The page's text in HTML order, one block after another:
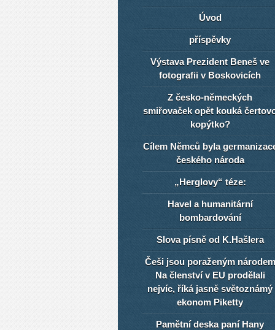
Úvod
příspěvky
Výstava Prezident Beneš ve
fotografii v Boskovicích
Z česko-německých
smiřovaček opět kouká
kopýtko?
Cílem Němců byla
českého národa
„Herglovy“ téze:
Havel a humanitární
bombardování
Slova písně od K.Hašlera
Češi jsou poraženým národem
Na členství v EU prodělali
nejvíc, říká jasně světoznámý
ekonom Piketty
Pamětní deska paní Hany